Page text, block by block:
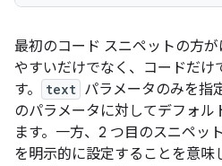
最初のコード スニペットの方
やすいだけでなく、コードだけ
す。
text パラメータのみを指
のパラメータに対してデフォル
ます。一方、2 つ目のスニペッ
を明示的に設定することを意味